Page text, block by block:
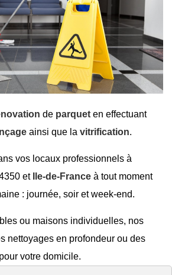
de parquet en effectuant
ainsi que la vitrification.
vos locaux professionnels à
et
Ile-de-France à tout moment
: journée, soir et week-end.
ou maisons individuelles, nos
nettoyages en profondeur ou des
votre domicile.